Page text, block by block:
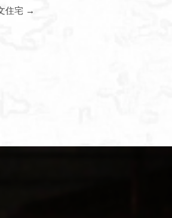
住宅 →